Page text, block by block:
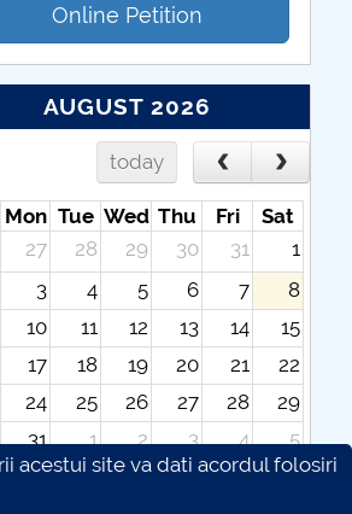
Online Petition
AUGUST 2026
today
Mon Tue Wed Thu Fri
Sat
27 28 29 30 31
1
3 4 5 6 7
8
10 11 12 13 14
15
17 18 19 20 21
22
24 25 26 27 28
29
31 1 2 3 4
5
acestui site va dati acordul folosiri